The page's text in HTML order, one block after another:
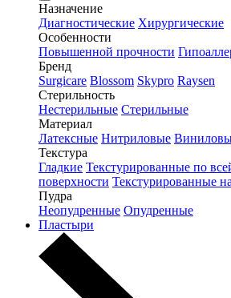
Назначение
Диагностические Хирургические
Особенности
Повышенной прочности
Бренд
Surgicare Blossom Skypro Raysen
Стерильность
Нестерильные Стерильные
Материал
Латексные Нитриловые
Текстура
Гладкие Текстурированные по
поверхности Текстурированные
Пудра
Неопудренные Опудренные
Пластыри